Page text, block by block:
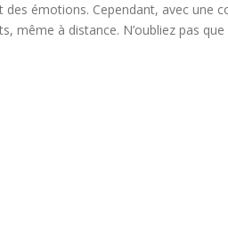
émotions. Cependant, avec une
même à distance. N’oubliez pas